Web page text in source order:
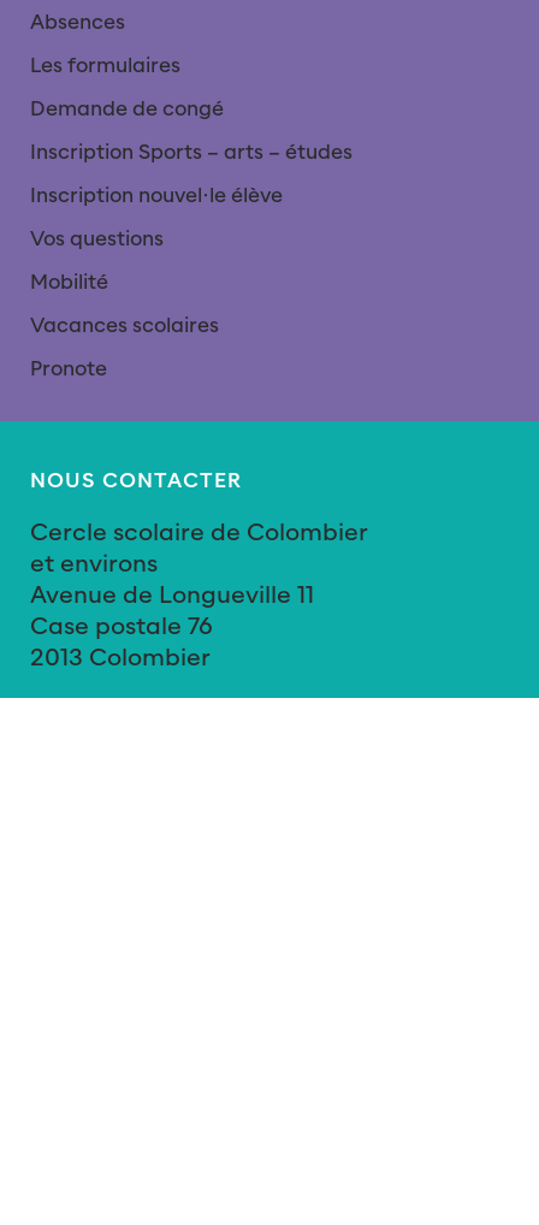
Absences
Les formulaires
Demande de congé
Inscription Sports – arts – études
Inscription nouvel∙le élève
Vos questions
Mobilité
Vacances scolaires
Pronote
NOUS CONTACTER
Cercle scolaire de Colombier
et environs
Avenue de Longueville 11
Case postale 76
2013 Colombier